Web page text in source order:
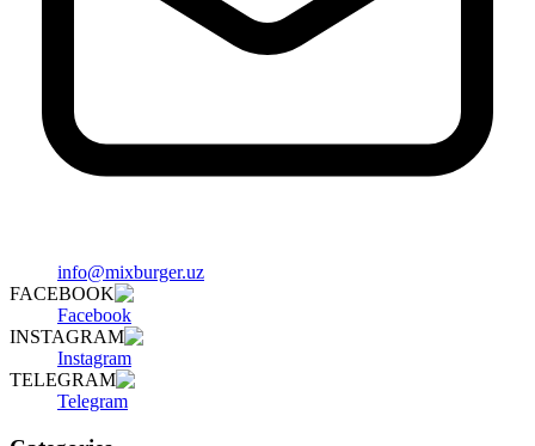
info@mixburger.uz
FACEBOOK
Facebook
INSTAGRAM
Instagram
TELEGRAM
Telegram